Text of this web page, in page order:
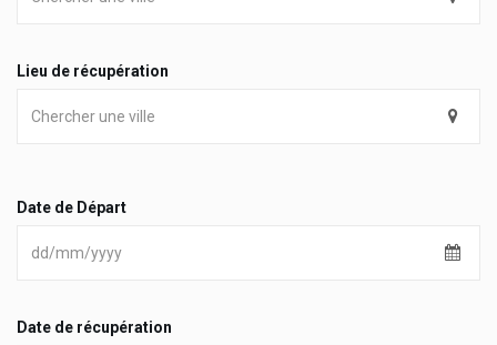
Lieu de récupération
Date de Départ
Date de récupération